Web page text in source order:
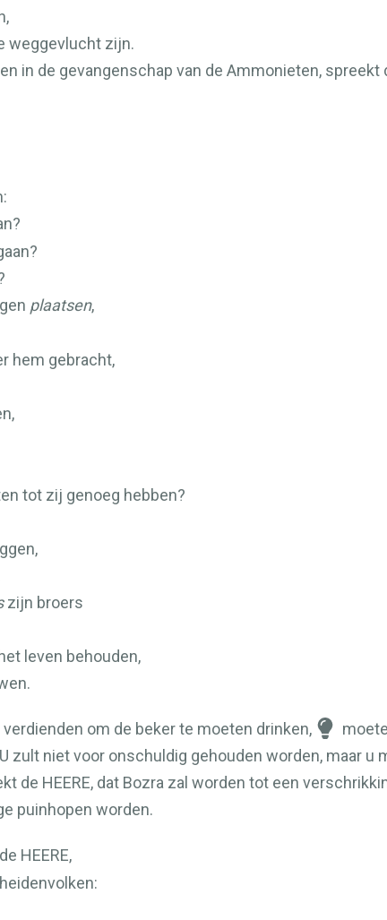
weggevlucht zijn.
in de gevangenschap van de Ammonieten, spreekt
plaatsen,
hem gebracht,
tot zij genoeg hebben?
zijn broers
leven behouden,
verdienden om de beker te moeten drinken,
zult niet voor onschuldig gehouden worden, maar u
de HEERE, dat Bozra zal worden tot een
puinhopen worden.
HEERE,